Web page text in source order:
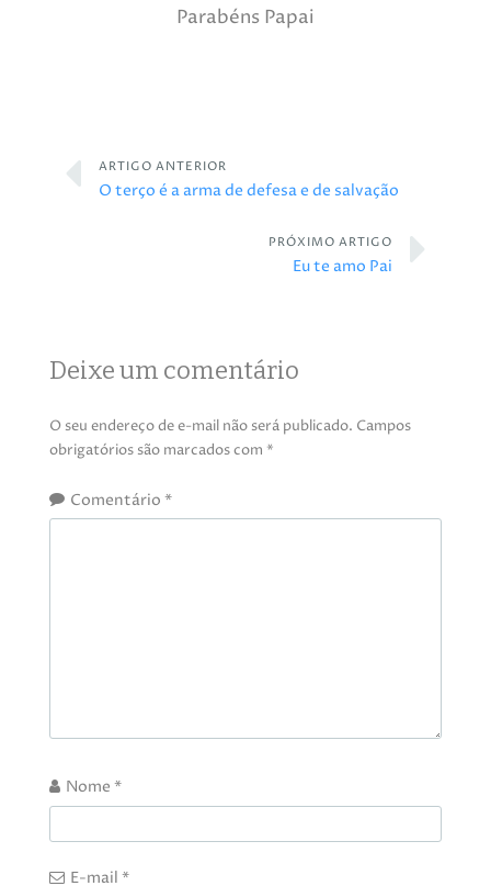
Parabéns Papai
ARTIGO ANTERIOR
O terço é a arma de defesa e de salvação
PRÓXIMO ARTIGO
Eu te amo Pai
Deixe um comentário
O seu endereço de e-mail não será publicado. Campos
obrigatórios são marcados com *
Comentário *
Nome *
E-mail *